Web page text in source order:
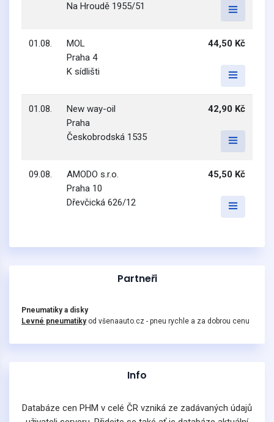
Na Hroudě 1955/51
01.08.
MOL
Praha 4
K sídlišti
44,50 Kč
01.08.
New way-oil
Praha
Českobrodská 1535
42,90 Kč
09.08.
AMODO s.r.o.
Praha 10
Dřevčická 626/12
45,50 Kč
Partneři
Pneumatiky a disky
Levné pneumatikyod všenaauto.cz - pneu rychle a za dobrou cenu
Info
Databáze cen PHM v celé ČR vzniká ze zadávaných údajů